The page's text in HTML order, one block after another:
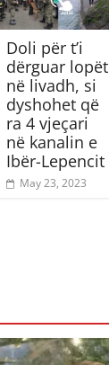
Doli për t’i
dërguar lopët
në livadh, si
dyshohet që
ra 4 vjeçari
në kanalin e
Ibër-Lepencit
May 23, 2023